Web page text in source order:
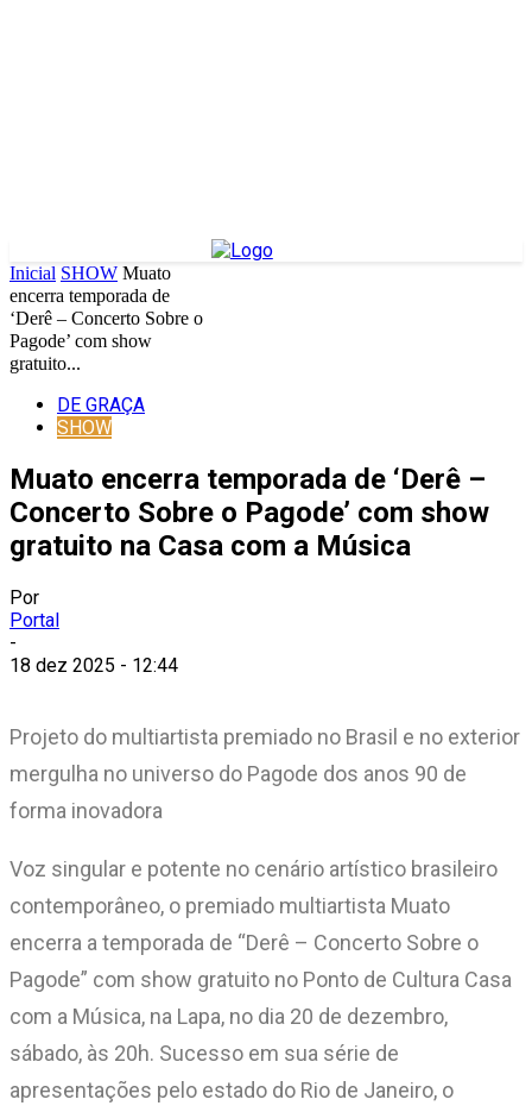
Inicial SHOW Muato
encerra temporada de
‘Derê – Concerto Sobre o
Pagode’ com show
gratuito...
DE GRAÇA
SHOW
Muato encerra temporada de ‘Derê –
Concerto Sobre o Pagode’ com show
gratuito na Casa com a Música
Por
Portal
-
18 dez 2025 - 12:44
Projeto do multiartista premiado no Brasil e no exterior
mergulha no universo do Pagode dos anos 90 de
forma inovadora
Voz singular e potente no cenário artístico brasileiro
contemporâneo, o premiado multiartista Muato
encerra a temporada de “Derê – Concerto Sobre o
Pagode” com show gratuito no Ponto de Cultura Casa
com a Música, na Lapa, no dia 20 de dezembro,
sábado, às 20h. Sucesso em sua série de
apresentações pelo estado do Rio de Janeiro, o